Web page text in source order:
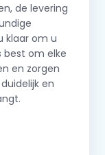
de levering
klaar om u
best om elke
en zorgen
en